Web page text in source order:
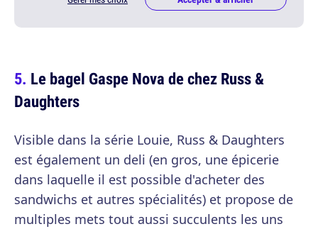
Le bagel Gaspe Nova de chez Russ &
Daughters
Visible dans la série Louie, Russ & Daughters
est également un deli (en gros, une épicerie
dans laquelle il est possible d'acheter des
sandwichs et autres spécialités) et propose de
multiples mets tout aussi succulents les uns